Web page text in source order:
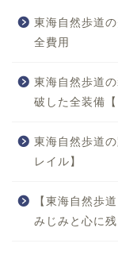
東海自然歩道
全費用
東海自然歩道
破した全装備
東海自然歩道
レイル】
【東海自然歩
みじみと心に